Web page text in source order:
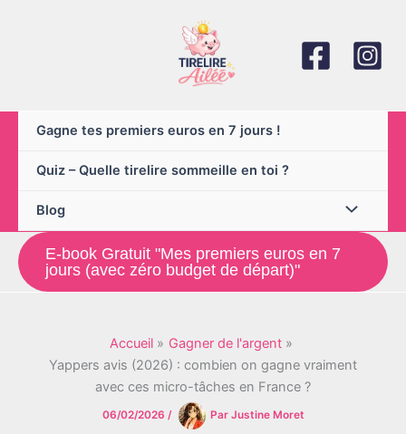
Gagne tes premiers euros en 7 jours !
Quiz – Quelle tirelire sommeille en toi ?
Blog
E-book Gratuit "Mes premiers euros en 7
jours (avec zéro budget de départ)"
Accueil
Gagner de l'argent
Yappers avis (2026) : combien on gagne vraiment
avec ces micro-tâches en France ?
06/02/2026 / Par Justine Moret